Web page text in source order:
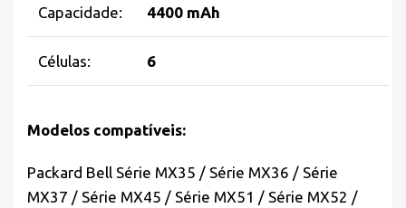
Capacidade: 4400 mAh
Células: 6
Modelos compatíveis:
Packard Bell Série MX35 / Série MX36 / Série
MX37 / Série MX45 / Série MX51 / Série MX52 /